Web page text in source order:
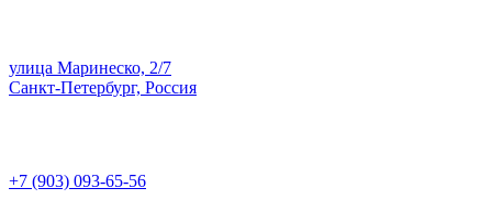
улица Маринеско, 2/7
Санкт-Петербург, Россия
+7 (903) 093-65-56